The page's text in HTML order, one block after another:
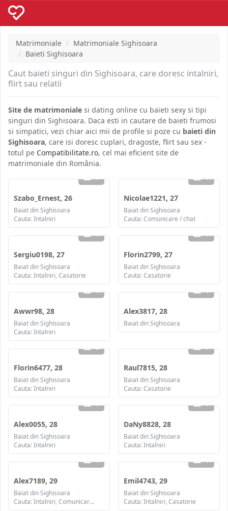
Matrimoniale
Matrimoniale Sighisoara
Baieti Sighisoara
Caut baieti singuri din Sighisoara, care doresc intalniri,
flirt sau relatii
Site de matrimoniale si dating online cu baieti sexy si tipi
singuri din Sighisoara. Daca esti in cautare de baieti frumosi
si simpatici, vezi chiar aici mii de profile si poze cu baieti din
Sighisoara, care isi doresc cuplari, dragoste, flirt sau sex -
totul pe Compatibilitate.ro, cel mai eficient site de
matrimoniale din România.
1
Szabo_Ernest, 26
Baiat din Sighisoara
Cauta: Intalniri
1
Nicolae1221, 27
Baiat din Sighisoara
Cauta: Comunicare / chat
1
Sergiu0198, 27
Baiat din Sighisoara
Cauta: Intalniri, Casatorie
1
Florin2799, 27
Baiat din Sighisoara
Cauta: Casatorie
1
Awwr98, 28
Baiat din Sighisoara
Cauta: Intalniri
1
Alex3817, 28
Baiat din Sighisoara
2
Florin6477, 28
Baiat din Sighisoara
Cauta: Intalniri
1
Raul7815, 28
Baiat din Sighisoara
Cauta: Casatorie
1
Alex0055, 28
Baiat din Sighisoara
Cauta: Intalniri
1
DaNy8828, 28
Baiat din Sighisoara
Cauta: Intalniri
1
Alex7189, 29
Baiat din Sighisoara
Cauta: Intalniri, Comunicare / chat, Prietenie, Casatorie
1
Emil4743, 29
Baiat din Sighisoara
Cauta: Intalniri, Casatorie